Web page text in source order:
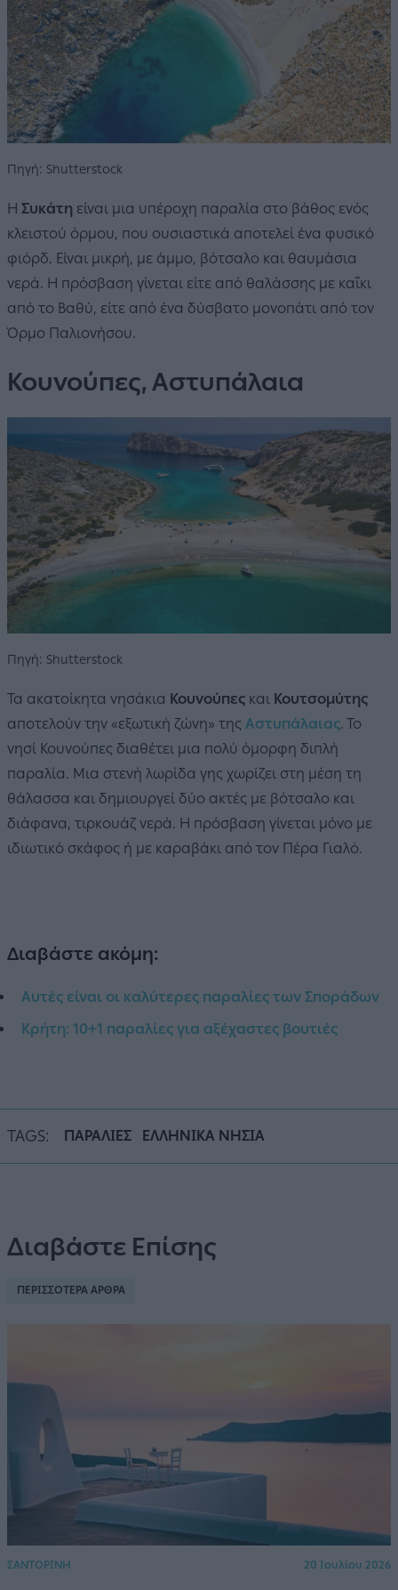
Πηγή: Shutterstock
Η Συκάτη είναι μια υπέροχη παραλία στο βάθος ενός
κλειστού όρμου, που ουσιαστικά αποτελεί ένα φυσικό
φιόρδ. Είναι μικρή, με άμμο, βότσαλο και θαυμάσια
νερά. Η πρόσβαση γίνεται είτε από θαλάσσης με καΐκι
από το Βαθύ, είτε από ένα δύσβατο μονοπάτι από τον
Όρμο Παλιονήσου.
Κουνούπες, Αστυπάλαια
Πηγή: Shutterstock
Τα ακατοίκητα νησάκια Κουνούπες και Κουτσομύτης
αποτελούν την «εξωτική ζώνη» της Αστυπάλαιας. Το
νησί Κουνούπες διαθέτει μια πολύ όμορφη διπλή
παραλία. Μια στενή λωρίδα γης χωρίζει στη μέση τη
θάλασσα και δημιουργεί δύο ακτές με βότσαλο και
διάφανα, τιρκουάζ νερά. Η πρόσβαση γίνεται μόνο με
ιδιωτικό σκάφος ή με καραβάκι από τον Πέρα Γιαλό.
Διαβάστε ακόμη:
Αυτές είναι οι καλύτερες παραλίες των Σποράδων
Κρήτη: 10+1 παραλίες για αξέχαστες βουτιές
TAGS: ΠΑΡΑΛΙΕΣ ΕΛΛΗΝΙΚΑ ΝΗΣΙΑ
Διαβάστε Επίσης
ΠΕΡΙΣΣΟΤΕΡΑ ΑΡΘΡΑ
ΣΑΝΤΟΡΙΝΗ 20 Ιουλίου 2026